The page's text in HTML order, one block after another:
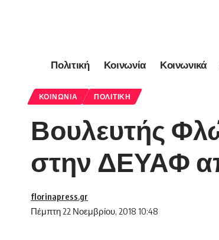
Πολιτική Κοινωνία Κοινωνικά
ΚΟΙΝΩΝΊΑ ΠΟΛΙΤΙΚΉ
Βουλευτής
στην ΔΕΥΑΦ
Πέμπτη 22 Νοεμβρίου, 2018 10:48
florinapress.gr